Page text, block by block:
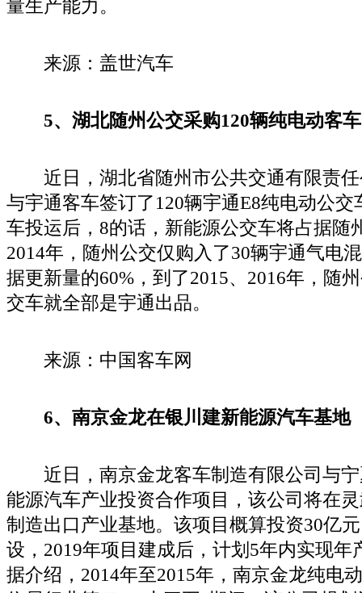
量生产能力。
来源：盖世汽车
5、湖北随州公交采购120辆纯电动客车
近日，湖北省随州市公共交通有限责任
与宇通客车签订了120辆宇通E8纯电动公
车投运后，8的话，新能源公交车将占据随
2014年，随州公交仅购入了30辆宇通气电
据更新量的60%，到了2015、2016年，随
交车就全部是宇通出品。
来源：中国客车网
6、南京金龙在银川建新能源汽车基地
近日，南京金龙客车制造有限公司与宁
能源汽车产业投资合作项目，该公司将在
制造出口产业基地。该项目概算投资30亿
设，2019年项目建成后，计划5年内实现年
据介绍，2014年至2015年，南京金龙纯电